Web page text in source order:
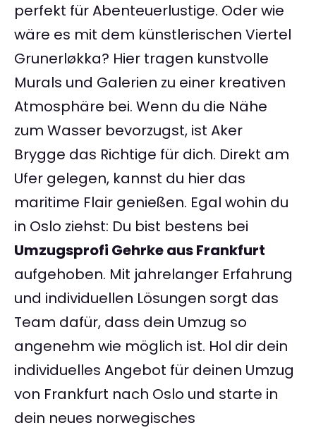
perfekt für Abenteuerlustige. Oder wie
wäre es mit dem künstlerischen Viertel
Grunerløkka? Hier tragen kunstvolle
Murals und Galerien zu einer kreativen
Atmosphäre bei. Wenn du die Nähe
zum Wasser bevorzugst, ist Aker
Brygge das Richtige für dich. Direkt am
Ufer gelegen, kannst du hier das
maritime Flair genießen. Egal wohin du
in Oslo ziehst: Du bist bestens bei
Umzugsprofi Gehrke aus Frankfurt
aufgehoben. Mit jahrelanger Erfahrung
und individuellen Lösungen sorgt das
Team dafür, dass dein Umzug so
angenehm wie möglich ist. Hol dir dein
individuelles Angebot für deinen Umzug
von Frankfurt nach Oslo und starte in
dein neues norwegisches